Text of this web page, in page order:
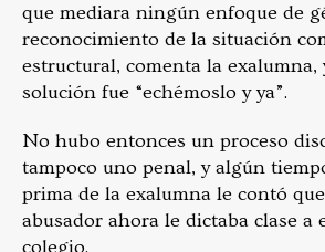
que mediara ningún enfoque de
reconocimiento de la situación
estructural, comenta la exalumna,
solución fue “echémoslo y ya”.
No hubo entonces un proceso
tampoco uno penal, y algún
prima de la exalumna le contó
abusador ahora le dictaba clase a
colegio.